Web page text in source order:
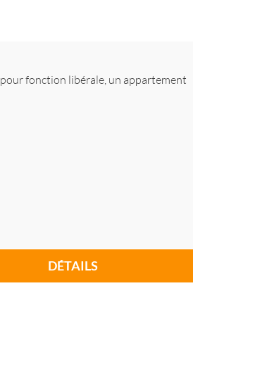
fonction libérale, un appartement
DÉTAILS